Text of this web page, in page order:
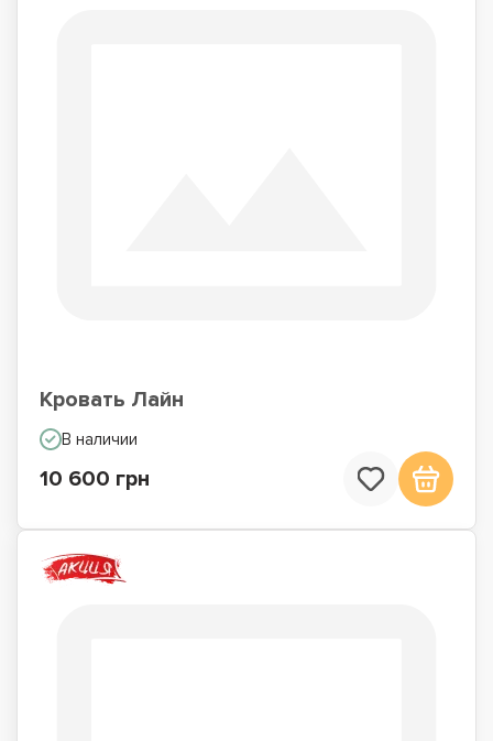
Кровать Лайн
В наличии
10 600 грн